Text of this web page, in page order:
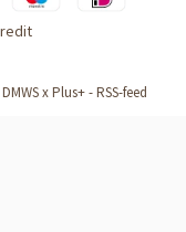
DMWSxPlus+-RSS-feed